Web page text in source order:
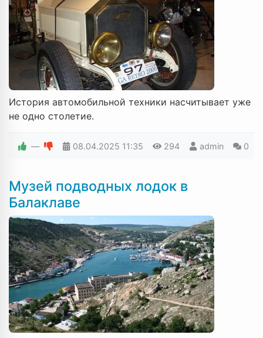
История автомобильной техники насчитывает уже
не одно столетие.
— 08.04.2025 11:35 294 admin 0
Музей подводных лодок в
Балаклаве